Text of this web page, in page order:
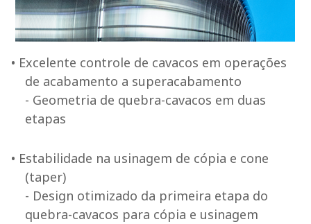
• Excelente controle de cavacos em operações
de acabamento a superacabamento
- Geometria de quebra-cavacos em duas
etapas
• Estabilidade na usinagem de cópia e cone
(taper)
- Design otimizado da primeira etapa do
quebra-cavacos para cópia e usinagem